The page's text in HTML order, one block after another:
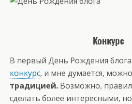
Конкурс
В первый День Рождения
конкурс, и мне думается, можно
традицией. Возможно,
сделать более интересными,